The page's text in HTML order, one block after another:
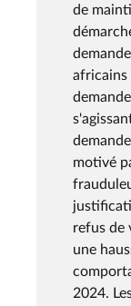
de
africains
motivé
refus de
une
2024.